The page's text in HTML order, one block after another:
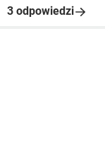
3 odpowiedzi